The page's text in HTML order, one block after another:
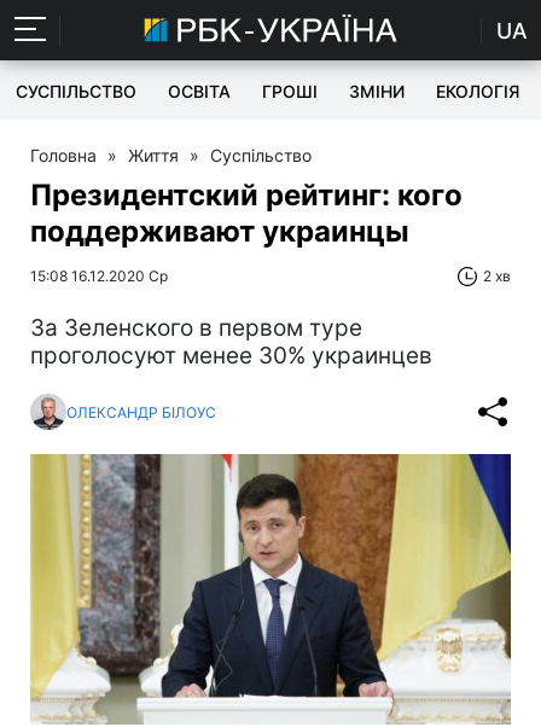
UA
СУСПІЛЬСТВО ОСВІТА ГРОШІ ЗМІНИ ЕКОЛОГІЯ
Головна » Життя » Суспільство
Президентский рейтинг: кого
поддерживают украинцы
15:08 16.12.2020 Ср 2 хв
За Зеленского в первом туре
проголосуют менее 30% украинцев
ОЛЕКСАНДР БІЛОУС